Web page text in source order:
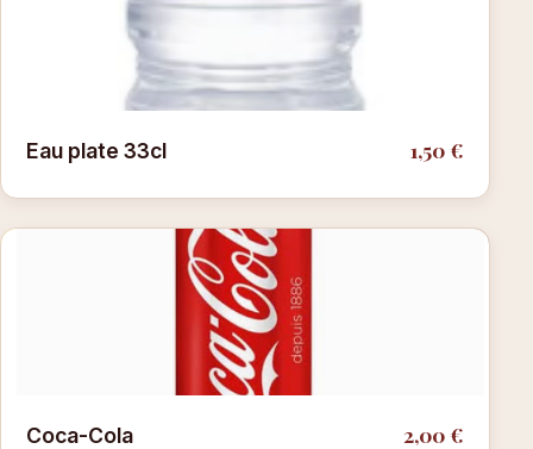
Eau plate 33cl 1,50 €
Coca-Cola 2,00 €